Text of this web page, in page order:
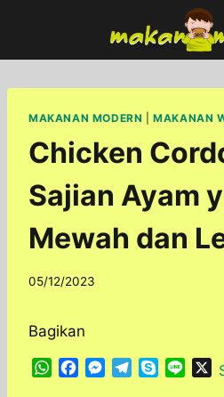
content
MAKANAN MODERN |MAKANAN
Chicken
Sajian Ayam
Mewah dan
By
05/12/2023
Bagikan
W
M
X